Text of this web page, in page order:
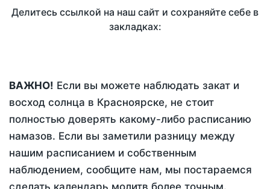
Делитесь ссылкой на наш сайт и сохраняйте себе в
закладках:
ВАЖНО! Если вы можете наблюдать закат и
восход солнца в Красноярске, не стоит
полностью доверять какому-либо расписанию
намазов. Если вы заметили разницу между
нашим расписанием и собственным
наблюдением, сообщите нам, мы постараемся